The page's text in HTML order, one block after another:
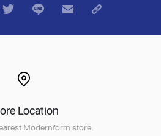
Location
Modernform store.